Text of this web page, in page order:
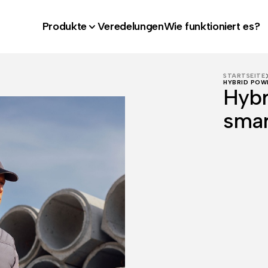
Produkte VeredelungenWie funktioniert es?
STARTSEITE
HYBRID